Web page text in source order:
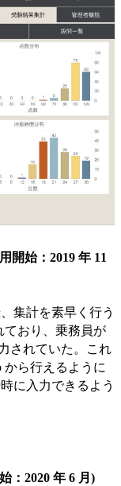
開始：2019 年 11
集計を素早く行う
ており、乗務員が
されていた。これ
から行えるように
に入力できるよう
：2020 年 6 月)